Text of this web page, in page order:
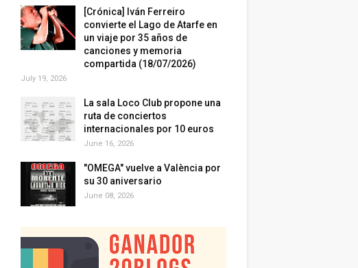
[Crónica] Iván Ferreiro
convierte el Lago de Atarfe en
un viaje por 35 años de
canciones y memoria
compartida (18/07/2026)
July 19, 2026
La sala Loco Club propone una
ruta de conciertos
internacionales por 10 euros
June 16, 2026
"OMEGA" vuelve a València por
su 30 aniversario
June 08, 2026